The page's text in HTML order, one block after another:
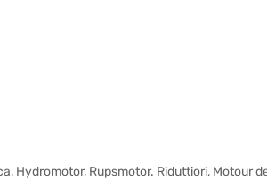
Hydromotor, Rupsmotor. Riduttiori, Motour